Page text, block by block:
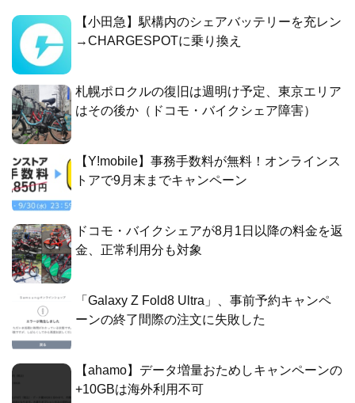
【小田急】駅構内のシェアバッテリーを充レン
→CHARGESPOTに乗り換え
札幌ポロクルの復旧は週明け予定、東京エリア
はその後か（ドコモ・バイクシェア障害）
【Y!mobile】事務手数料が無料！オンラインス
トアで9月末までキャンペーン
ドコモ・バイクシェアが8月1日以降の料金を返
金、正常利用分も対象
「Galaxy Z Fold8 Ultra」、事前予約キャンペ
ーンの終了間際の注文に失敗した
【ahamo】データ増量おためしキャンペーンの
+10GBは海外利用不可